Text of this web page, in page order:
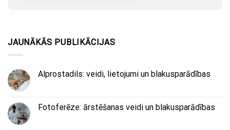
JAUNĀKĀS PUBLIKĀCIJAS
Alprostadils: veidi, lietojumi un blakusparādības
Fotoferēze: ārstēšanas veidi un blakusparādības